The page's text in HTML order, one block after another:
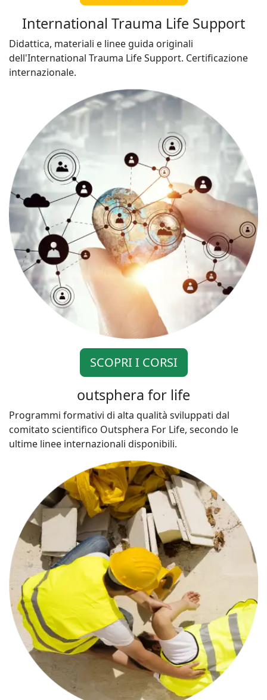
International Trauma Life Support
Didattica, materiali e linee guida originali
dell'International Trauma Life Support. Certificazione
internazionale.
SCOPRI I CORSI
outsphera for life
Programmi formativi di alta qualità sviluppati dal
comitato scientifico Outsphera For Life, secondo le
ultime linee internazionali disponibili.